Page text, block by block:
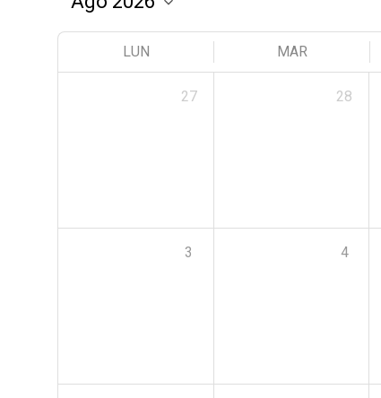
LUN MAR
27 28
3 4